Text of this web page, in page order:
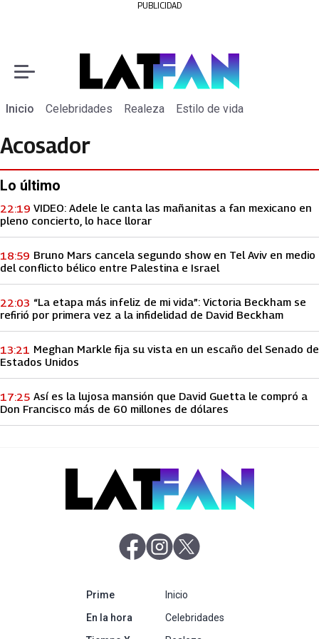
PUBLICIDAD
Inicio Celebridades Realeza Estilo de vida
Acosador
Lo último
VIDEO: Adele le canta las mañanitas a fan mexicano en
pleno concierto, lo hace llorar
22:19
Bruno Mars cancela segundo show en Tel Aviv en medio
del conflicto bélico entre Palestina e Israel
18:59
“La etapa más infeliz de mi vida”: Victoria Beckham se
refirió por primera vez a la infidelidad de David Beckham
22:03
Meghan Markle fija su vista en un escaño del Senado de
Estados Unidos
13:21
Así es la lujosa mansión que David Guetta le compró a
Don Francisco más de 60 millones de dólares
17:25
abre en nueva pestaña
abre en nueva pestaña
Primeabre en nueva pestaña
En la hora abre en nueva pestaña
Inicio
Celebridades